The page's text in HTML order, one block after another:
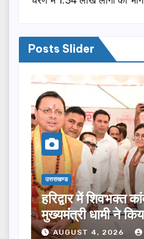
Posts Slider
उत्तराखण्ड
मुख्यमंत्री ने
लिए ₹5 करोड़ की
AUGUST 4,